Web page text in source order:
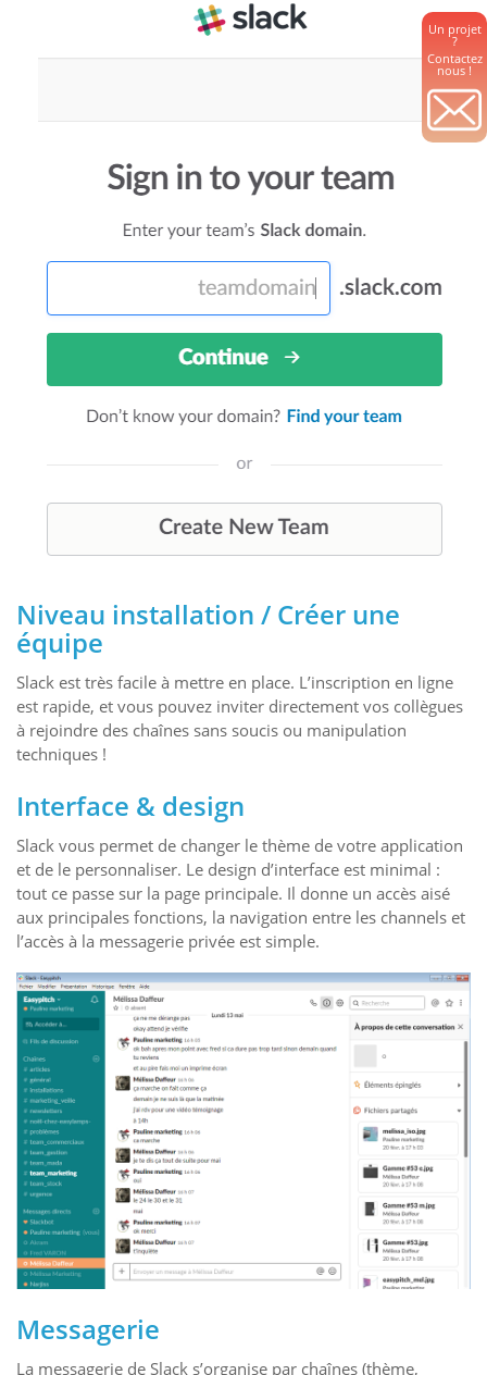
Un projet
?
Contactez
nous !
Niveau installation / Créer une
équipe
Slack est très facile à mettre en place. L’inscription en ligne
est rapide, et vous pouvez inviter directement vos collègues
à rejoindre des chaînes sans soucis ou manipulation
techniques !
Interface & design
Slack vous permet de changer le thème de votre application
et de le personnaliser. Le design d’interface est minimal :
tout ce passe sur la page principale. Il donne un accès aisé
aux principales fonctions, la navigation entre les channels et
l’accès à la messagerie privée est simple.
Messagerie
La messagerie de Slack s’organise par chaînes (thème,